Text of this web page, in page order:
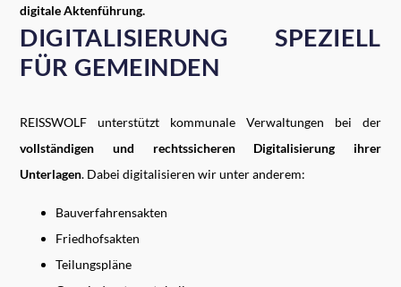
digitale Aktenführung.
DIGITALISIERUNG SPEZIELL
FÜR GEMEINDEN
REISSWOLF unterstützt kommunale Verwaltungen bei der
vollständigen und rechtssicheren Digitalisierung ihrer
Unterlagen. Dabei digitalisieren wir unter anderem:
Bauverfahrensakten
Friedhofsakten
Teilungspläne